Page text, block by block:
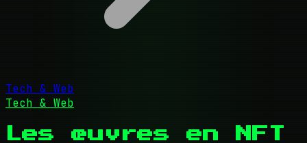
Tech & Web
Tech & Web
Les œuvres en NFT